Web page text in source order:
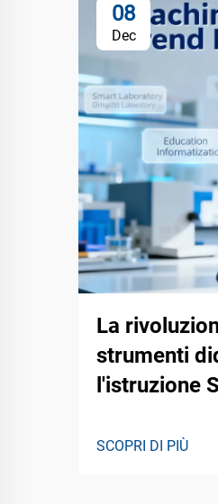
08
Dec
La
strumenti
l'istruzione
SCOPRI DI PIÙ